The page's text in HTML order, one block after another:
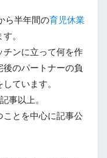
ら半年間の育児休業
。
チンに立って何を作
のパートナーの負
ています。
事以上。
とを中心に記事公